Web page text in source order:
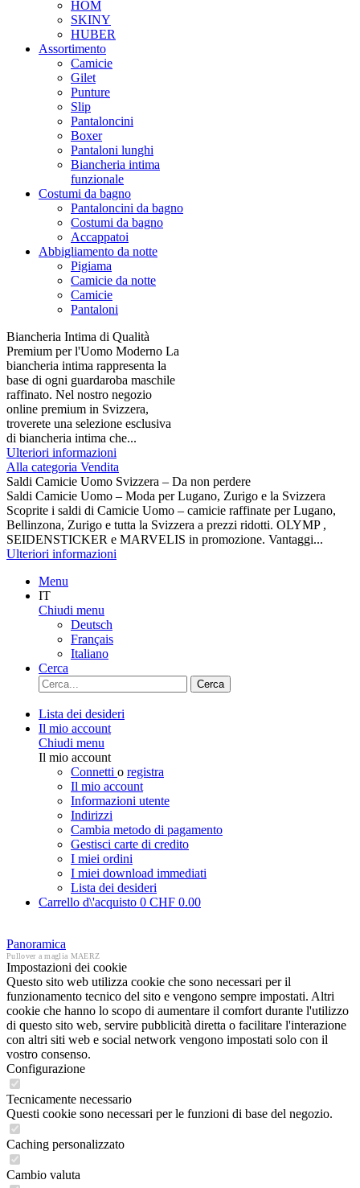
HOM
SKINY
HUBER
Assortimento
Camicie
Gilet
Punture
Slip
Pantaloncini
Boxer
Pantaloni lunghi
Biancheria intima
funzionale
Costumi da bagno
Pantaloncini da bagno
Costumi da bagno
Accappatoi
Abbigliamento da notte
Pigiama
Camicie da notte
Camicie
Pantaloni
Biancheria Intima di Qualità
Premium per l'Uomo Moderno La
biancheria intima rappresenta la
base di ogni guardaroba maschile
raffinato. Nel nostro negozio
online premium in Svizzera,
troverete una selezione esclusiva
di biancheria intima che...
Ulteriori informazioni
Alla categoria Vendita
Saldi Camicie Uomo Svizzera – Da non perdere
Saldi Camicie Uomo – Moda per Lugano, Zurigo e la Svizzera
Scoprite i saldi di Camicie Uomo – camicie raffinate per Lugano,
Bellinzona, Zurigo e tutta la Svizzera a prezzi ridotti. OLYMP ,
SEIDENSTICKER e MARVELIS in promozione. Vantaggi...
Ulteriori informazioni
Menu
IT
Chiudi menu
Deutsch
Français
Italiano
Cerca
Cerca
Lista dei desideri
Il mio account
Chiudi menu
Il mio account
Connetti o registra
Il mio account
Informazioni utente
Indirizzi
Cambia metodo di pagamento
Gestisci carte di credito
I miei ordini
I miei download immediati
Lista dei desideri
Carrello d\'acquisto 0 CHF 0.00
Panoramica
Pullover a maglia MAERZ
Impostazioni dei cookie
Questo sito web utilizza cookie che sono necessari per il
funzionamento tecnico del sito e vengono sempre impostati. Altri
cookie che hanno lo scopo di aumentare il comfort durante l'utilizzo
di questo sito web, servire pubblicità diretta o facilitare l'interazione
con altri siti web e social network vengono impostati solo con il
vostro consenso.
Configurazione
Tecnicamente necessario
Questi cookie sono necessari per le funzioni di base del negozio.
Caching personalizzato
Cambio valuta